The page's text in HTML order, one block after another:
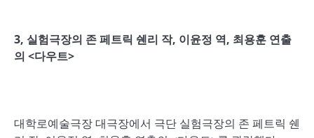
3, 실험극장의 존 페트릭 쉔리 작, 이윤정 역, 최용훈 연출
의 <다우트>
대학로예술극장 대극장에서 극단 실험극장의 존 페트릭 쉔